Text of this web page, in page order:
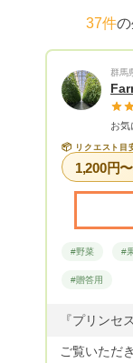
37件
群馬
お気
📦 リクエスト目
1,200円
#野菜 #
#贈答用
ご覧いただ